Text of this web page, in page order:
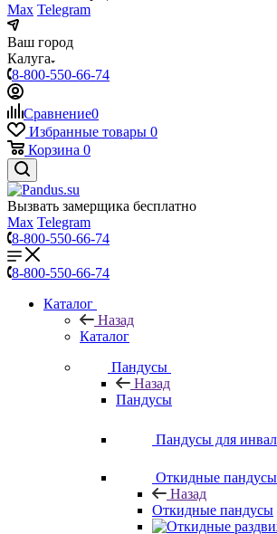
Max Telegram
Ваш город
Калуга
8-800-550-66-74
Сравнение0
Избранные товары 0
Корзина 0
Вызвать замерщика бесплатно
Max Telegram
8-800-550-66-74
8-800-550-66-74
Каталог
Назад
Каталог
Пандусы
Назад
Пандусы
Пандусы для
Откидные пандусы
Назад
Откидные пандусы